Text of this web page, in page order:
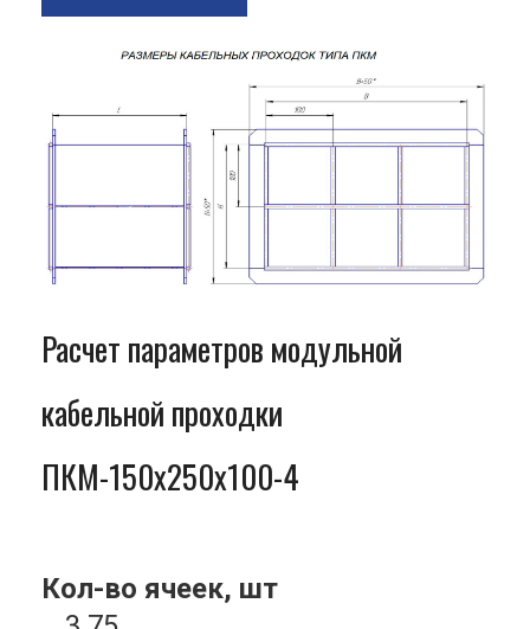
Расчет параметров модульной
кабельной проходки
ПКМ-150x250x100-4
Кол-во ячеек, шт